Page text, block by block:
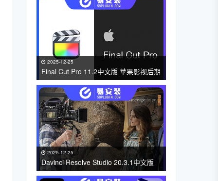
WIin/Mac
2025-12-25
Final Cut Pro 11.2中文版 苹果影视后期
视频编辑剪辑FCPX软件 免费下载
2025-12-25
Davinci Resolve Studio 20.3.1中文版
达芬奇专业视频编辑软件免费下载 支持